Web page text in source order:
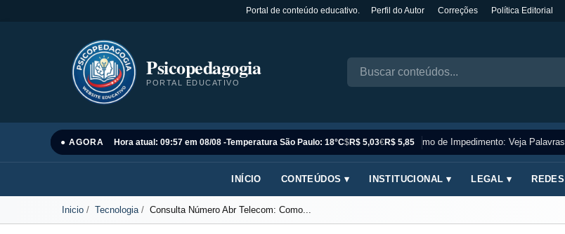
Portal de conteúdo educativo. Perfil do Autor Correções Política Editorial
Psicopedagogia
PORTAL EDUCATIVO
● AGORA Hora atual: 09:57 em 08/08 -Temperatura São Paulo: 18°C$R$ 5,03€R$ 5,85
Sinônimo de Impedimento: Veja Palavras
INÍCIO CONTEÚDOS ▾ INSTITUCIONAL ▾ LEGAL ▾
Inicio Tecnologia Consulta Número Abr Telecom: Como...